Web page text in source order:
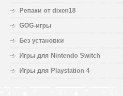
Репаки от dixen18
GOG-игры
Без установки
Игры для Nintendo Switch
Игры для Playstation 4